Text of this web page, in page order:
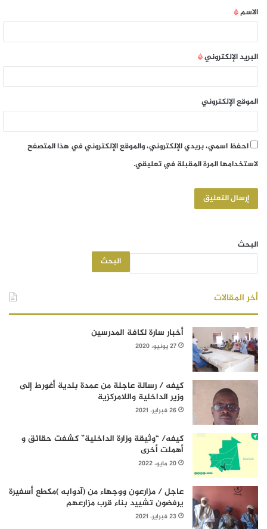
الاسم*
البريد الإلكتروني*
الموقع الإلكتروني
احفظ اسمي، بريدي الإلكتروني، والموقع الإلكتروني في هذا المتصفح
لاستخدامها المرة المقبلة في تعليقي.
البحث
البحث
أخر المقالات
أخبار سارة لكافة المدرسين
27 يونيو، 2020
كيفه / رسالة عاجلة من عمدة بلدية أغورط إلى
وزير الداخلية واللامركزية
26 فبراير، 2021
كيفه/ “وثيقة وزارة الداخلية” كشفت حقائق و
أهملت أخرى
20 مايو، 2022
عاجل / مزارعون ووجهاء من (آدوابه )مكطع أسفيرة
يرفضون تشييد بناء قرب مزارعهم
23 فبراير، 2021